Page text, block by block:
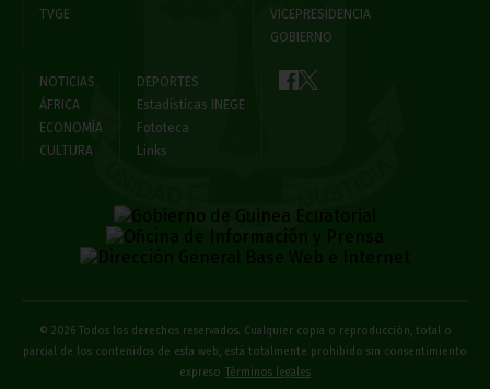
TVGE
VICEPRESIDENCIA
GOBIERNO
NOTICIAS
ÁFRICA
ECONOMÍA
CULTURA
DEPORTES
Estadísticas INEGE
Fototeca
Links
© 2026 Todos los derechos reservados. Cualquier copia o reproducción, total o
parcial de los contenidos de esta web, está totalmente prohibido sin consentimiento
expreso Términos legales